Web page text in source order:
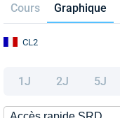
Cours Graphique
CL2
1J 2J 5J